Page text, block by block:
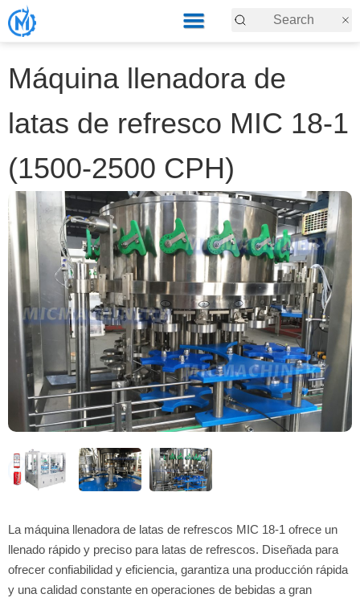
Máquina llenadora de
latas de refresco MIC 18-1
(1500-2500 CPH)
La máquina llenadora de latas de refrescos MIC 18-1 ofrece un
llenado rápido y preciso para latas de refrescos. Diseñada para
ofrecer confiabilidad y eficiencia, garantiza una producción rápida
y una calidad constante en operaciones de bebidas a gran